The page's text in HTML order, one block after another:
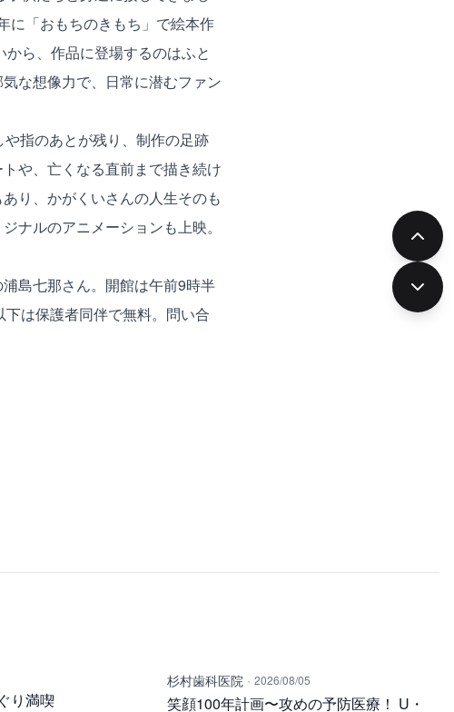
に「おもちのきもち」で絵本作
ら、作品に登場するのはふと
な想像力で、日常に潜むファン
指のあとが残り、制作の足跡
や、亡くなる直前まで描き続け
り、かがくいさんの人生そのも
ナルのアニメーションも上映。
島七那さん。開館は午前9時半
は保護者同伴で無料。問い合
り満喫
杉村歯科医院 · 2026/08/05
笑顔100年計画〜攻めの予防医療！ U・